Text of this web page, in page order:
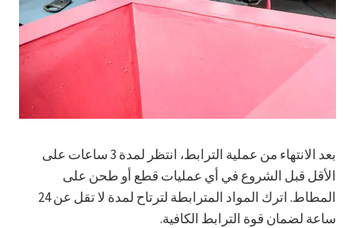
بعد الانتهاء من عملية الترابط، انتظر لمدة 3 ساعات على
الأقل قبل الشروع في أي عمليات قطع أو طحن على
المطاط. اترك المواد المترابطة لترتاح لمدة لا تقل عن 24
ساعة لضمان قوة الترابط الكافية.